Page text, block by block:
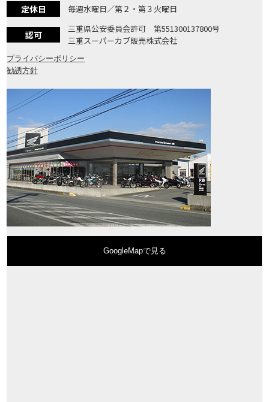
定休日 毎週水曜日／第２・第３火曜日
認可
三重県公安委員会許可 第551300137800号
三重スーパーカブ販売株式会社
プライバシーポリシー
勧誘方針
GoogleMapで見る